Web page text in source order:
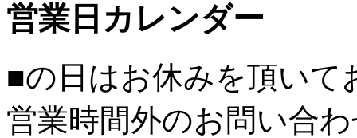
営業日カレンダー
■の日はお休みを頂いて
営業時間外のお問い合